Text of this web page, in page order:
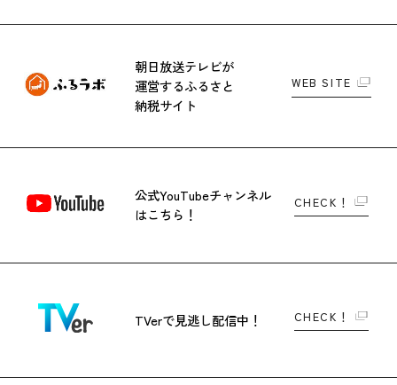
朝日放送テレビが
運営するふるさと
納税サイト
WEB SITE
公式YouTubeチャンネル
はこちら！
CHECK！
TVerで見逃し配信中！ CHECK！